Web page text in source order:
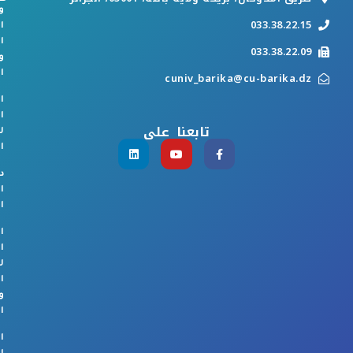
033.38.22.15
033.38.22.09
cuniv_barika@cu-barika.dz
تابعنا على